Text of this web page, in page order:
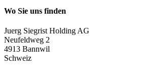
Wo Sie uns finden
Juerg Siegrist Holding AG
Neufeldweg 2
4913 Bannwil
Schweiz